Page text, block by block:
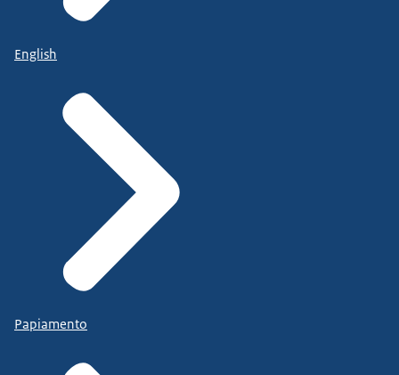
English
Papiamento